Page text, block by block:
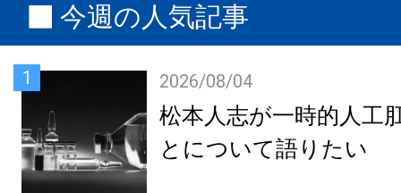
今週の人気記事
1 2026/08/04
松本人志が一時的人工
とについて語りたい